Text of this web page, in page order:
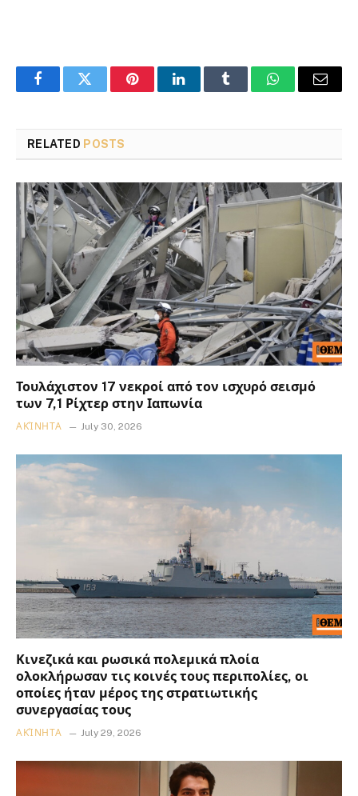
FacebookTwitter PinterestLinkedInTumblr WhatsAppEmail
RELATED POSTS
Τουλάχιστον 17 νεκροί από τον ισχυρό σεισμό
των 7,1 Ρίχτερ στην Ιαπωνία
ΑΚΊΝΗΤΑ July 30, 2026
Κινεζικά και ρωσικά πολεμικά πλοία
ολοκλήρωσαν τις κοινές τους περιπολίες, οι
οποίες ήταν μέρος της στρατιωτικής
συνεργασίας τους
ΑΚΊΝΗΤΑ July 29, 2026